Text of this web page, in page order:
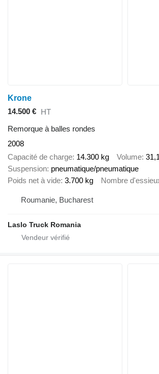
Krone
14.500 € HT
Remorque à balles rondes
2008
Capacité de charge 14.300 kg Volume
Suspension pneumatique/pneumatique
Poids net à vide 3.700 kg Nombre
Roumanie, Bucharest
Laslo Truck Romania